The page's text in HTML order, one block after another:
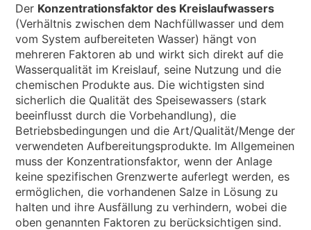
Der Konzentrationsfaktor des Kreislaufwassers
(Verhältnis zwischen dem Nachfüllwasser und dem
vom System aufbereiteten Wasser) hängt von
mehreren Faktoren ab und wirkt sich direkt auf die
Wasserqualität im Kreislauf, seine Nutzung und die
chemischen Produkte aus. Die wichtigsten sind
sicherlich die Qualität des Speisewassers (stark
beeinflusst durch die Vorbehandlung), die
Betriebsbedingungen und die Art/Qualität/Menge der
verwendeten Aufbereitungsprodukte. Im Allgemeinen
muss der Konzentrationsfaktor, wenn der Anlage
keine spezifischen Grenzwerte auferlegt werden, es
ermöglichen, die vorhandenen Salze in Lösung zu
halten und ihre Ausfällung zu verhindern, wobei die
oben genannten Faktoren zu berücksichtigen sind.